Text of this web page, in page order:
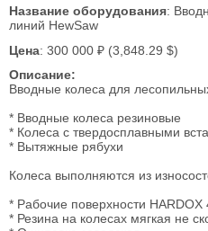
Название оборудования:
линий HewSaw
Цена: 300 000 ₽ (3,848.29 $)
Описание:
Вводные колеса для
* Вводные колеса резиновые
* Колеса с твердосплавными
* Вытяжные рябухи
Колеса выполняются из
* Рабочие поверхности HARDOX
* Резина на колесах мягкая не